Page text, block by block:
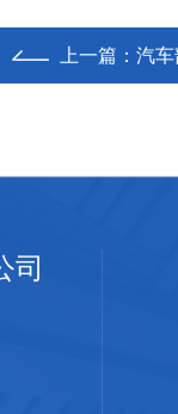
上一篇： 汽
司